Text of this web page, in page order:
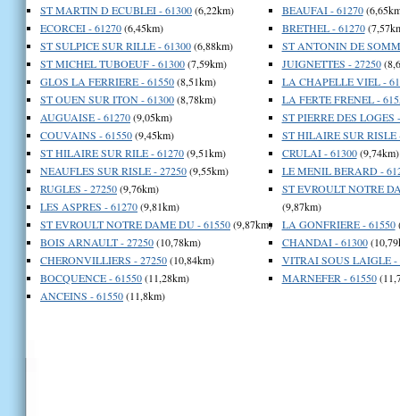
ST MARTIN D ECUBLEI - 61300(6,22km)
ECORCEI - 61270(6,45km)
ST SULPICE SUR RILLE - 61300(6,88km)
ST MICHEL TUBOEUF - 61300(7,59km)
GLOS LA FERRIERE - 61550(8,51km)
ST OUEN SUR ITON - 61300(8,78km)
AUGUAISE - 61270(9,05km)
COUVAINS - 61550(9,45km)
ST HILAIRE SUR RILE - 61270(9,51km)
NEAUFLES SUR RISLE - 27250(9,55km)
RUGLES - 27250(9,76km)
LES ASPRES - 61270(9,81km)
ST EVROULT NOTRE DAME DU - 61550(9,87km)
BOIS ARNAULT - 27250(10,78km)
CHERONVILLIERS - 27250(10,84km)
BOCQUENCE - 61550(11,28km)
ANCEINS - 61550(11,8km)
BEAUFAI - 61270
BRETHEL - 61270
ST ANTONIN DE
JUIGNETTES - 27250
LA CHAPELLE VIEL -
LA FERTE FRENEL -
ST PIERRE DES LOGES
ST HILAIRE SUR RISLE
CRULAI - 61300(9,74km)
LE MENIL BERARD -
ST EVROULT NOTRE
(9,87km)
LA GONFRIERE - 61550
CHANDAI - 61300
VITRAI SOUS LAIGLE -
MARNEFER - 61550